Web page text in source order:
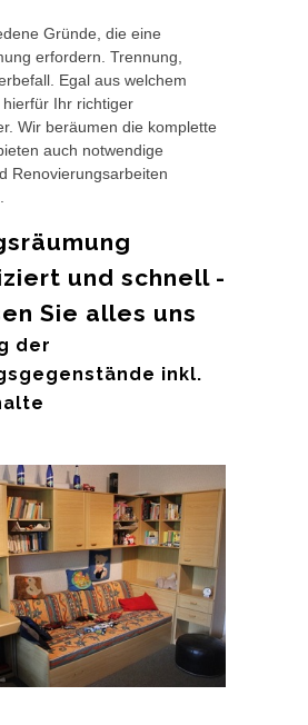
Gründe, die eine
erfordern. Trennung,
Egal aus welchem
Ihr richtiger
Wir beräumen die komplette
auch notwendige
Renovierungsarbeiten
und schnell -
Sie alles uns
der
inkl.